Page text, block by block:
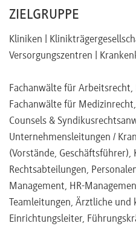
ZIELGRUPPE
Kliniken |
Versorgungszentren |
Fachanwälte für
Fachanwälte für
Counsels &
Unternehmensleitungen /
(Vorstände,
Rechtsabteilungen,
Management, HR-
Teamleitungen, Ärztliche
Einrichtungsleiter,